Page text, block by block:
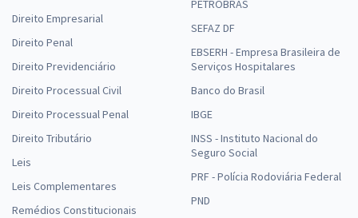
Direito Empresarial
Direito Penal
Direito Previdenciário
Direito Processual Civil
Direito Processual Penal
Direito Tributário
Leis
Leis Complementares
Remédios Constitucionais
PETROBRAS
SEFAZ DF
EBSERH - Empresa Brasileira de
Serviços Hospitalares
Banco do Brasil
IBGE
INSS - Instituto Nacional do
Seguro Social
PRF - Polícia Rodoviária Federal
PND